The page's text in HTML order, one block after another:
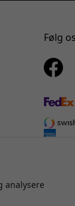
Følg
for Alogic® i
analysere